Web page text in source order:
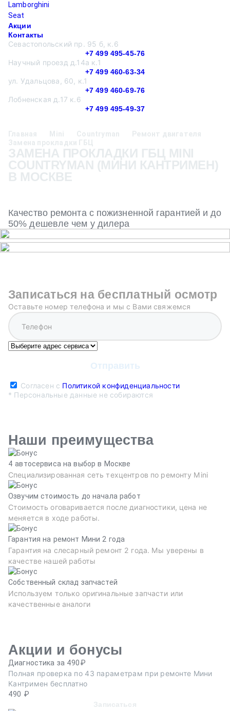
Lamborghini
Seat
Акции
Контакты
Севастопольский пр. 95 б, к.6
+7 499 495-45-76
Научный проезд д.14а к.1
+7 499 460-63-34
ул. Удальцова, 60, к.1
+7 499 460-69-76
Лобненская д.17 к.6
+7 499 495-49-37
Главная Mini Countryman
Ремонт двигателя
Замена прокладки ГБЦ
ЗАМЕНА ПРОКЛАДКИ ГБЦ MINI
COUNTRYMAN (МИНИ КАНТРИМЕН)
В МОСКВЕ
Качество ремонта с пожизненной гарантией и до
50% дешевле чем у дилера
Записаться на бесплатный осмотр
Оставьте номер телефона и мы с Вами свяжемся
Согласен с Политикой конфиденциальности
* Персональные данные не собираются
Наши преимущества
4 автосервиса на выбор в Москве
Специализированная сеть техцентров по ремонту Mini
Озвучим стоимость до начала работ
Стоимость оговаривается после диагностики, цена не
меняется в ходе работы.
Гарантия на ремонт Мини 2 года
Гарантия на слесарный ремонт 2 года. Мы уверены в
качестве нашей работы
Собственный склад запчастей
Используем только оригинальные запчасти или
качественные аналоги
Акции и бонусы
Диагностика за 490₽
Полная проверка по 43 параметрам при ремонте Мини
Кантримен бесплатно
490 ₽
Записаться